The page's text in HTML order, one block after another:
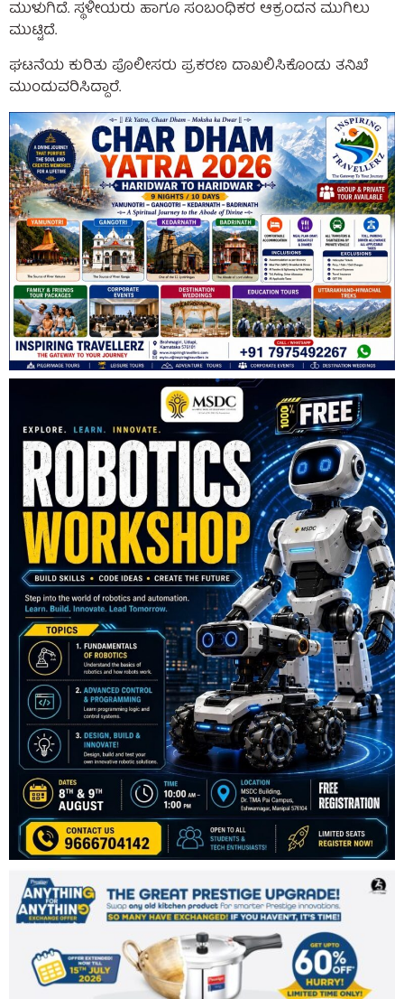
ಮುಳುಗಿದೆ. ಸ್ಥಳೀಯರು ಹಾಗೂ ಸಂಬಂಧಿಕರ ಆಕ್ರಂದನ ಮುಗಿಲು
ಮುಟ್ಟಿದೆ.
ಘಟನೆಯ ಕುರಿತು ಪೊಲೀಸರು ಪ್ರಕರಣ ದಾಖಲಿಸಿಕೊಂಡು ತನಿಖೆ
ಮುಂದುವರಿಸಿದ್ದಾರೆ.